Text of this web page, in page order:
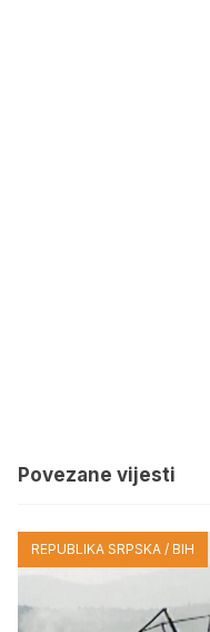
Povezane vijesti
REPUBLIKA SRPSKA / BIH